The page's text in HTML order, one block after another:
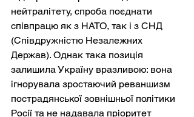
нейтралітету, спроба поєднати
співпрацю як з НАТО, так і з СНД
(Співдружністю Незалежних
Держав). Однак така позиція
залишила Україну вразливою: вона
ігнорувала зростаючий реваншизм
пострадянської зовнішньої політики
Росії та не надавала пріоритет